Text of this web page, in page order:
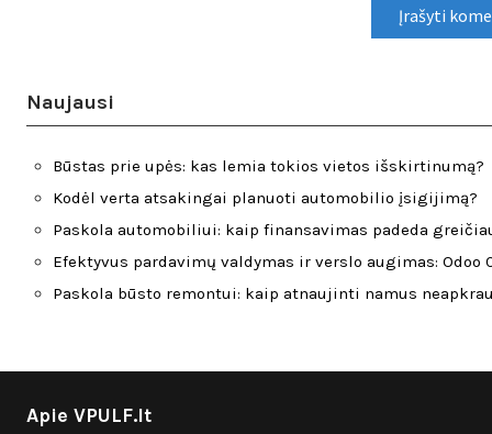
Naujausi
Būstas prie upės: kas lemia tokios vietos išskirtinumą?
Kodėl verta atsakingai planuoti automobilio įsigijimą?
Paskola automobiliui: kaip finansavimas padeda
Efektyvus pardavimų valdymas ir verslo augimas:
Paskola būsto remontui: kaip atnaujinti namus
Apie VPULF.lt